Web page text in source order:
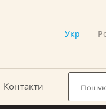
Укр
Контакти